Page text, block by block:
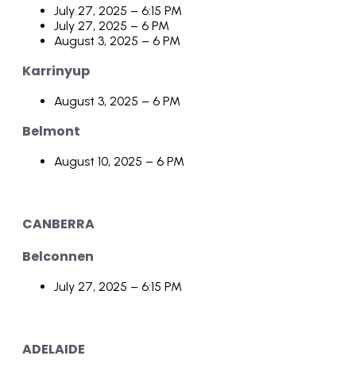
July 27, 2025 – 6:15 PM
July 27, 2025 – 6 PM
August 3, 2025 – 6 PM
Karrinyup
August 3, 2025 – 6 PM
Belmont
August 10, 2025 – 6 PM
CANBERRA
Belconnen
July 27, 2025 – 6:15 PM
ADELAIDE